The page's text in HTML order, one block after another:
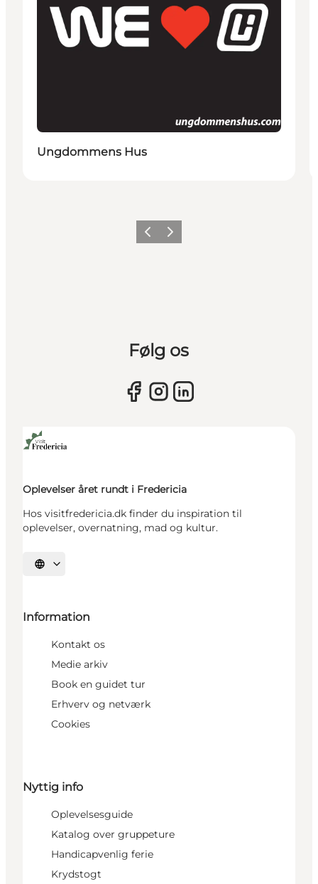
Ungdommens Hus
Forrige billede
Næste billede
Følg os
Oplevelser året rundt i Fredericia
Hos visitfredericia.dk finder du inspiration til
oplevelser, overnatning, mad og kultur.
Vælg sprog
Information
Kontakt os
Medie arkiv
Book en guidet tur
Erhverv og netværk
Cookies
Nyttig info
Oplevelsesguide
Katalog over gruppeture
Handicapvenlig ferie
Krydstogt